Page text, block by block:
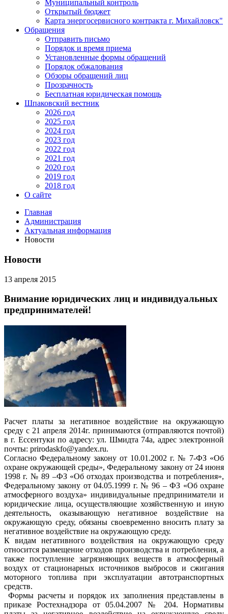
Муниципальный контроль
Открытый бюджет
Карта энергосервисного контракта г. Михайловск"
Обращения
Отправить письмо
Порядок и время приема
Установленные формы обращений
Порядок обжалования
Обзоры обращений лиц
Прозрачность
Бесплатная юридическая помощь
Шпаковский вестник
2026 год
2025 год
2024 год
2023 год
2022 год
2021 год
2020 год
2019 год
2018 год
О сайте
Главная
Администрация
Актуальная информация
Новости
Новости
13 апреля 2015
Внимание юридических лиц и индивидуальных
предпринимателей!
Расчет платы за негативное воздействие на окружающую
среду с 21 апреля 2014г. принимаются (отправляются почтой)
в г. Ессентуки по адресу: ул. Шмидта 74а, адрес электронной
почты: prirodaskfo@yandex.ru.
Согласно Федеральному закону от 10.01.2002 г. № 7-ФЗ «Об
охране окружающей среды», Федеральному закону от 24 июня
1998 г. № 89 –ФЗ «Об отходах производства и потребления»,
Федеральному закону от 04.05.1999 г. № 96 – ФЗ «Об охране
атмосферного воздуха» индивидуальные предприниматели и
юридические лица, осуществляющие хозяйственную и иную
деятельность, оказывающую негативное воздействие на
окружающую среду, обязаны своевременно вносить плату за
негативное воздействие на окружающую среду.
К видам негативного воздействия на окружающую среду
относится размещение отходов производства и потребления, а
также поступление загрязняющих веществ в атмосферный
воздух от стационарных источников выбросов и сжигания
моторного топлива при эксплуатации автотранспортных
средств.
Формы расчеты и порядок их заполнения представлены в
приказе Ростехнадзора от 05.04.2007 № 204. Нормативы